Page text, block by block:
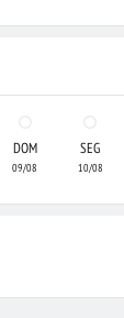
DOM
09/08
SEG
10/08